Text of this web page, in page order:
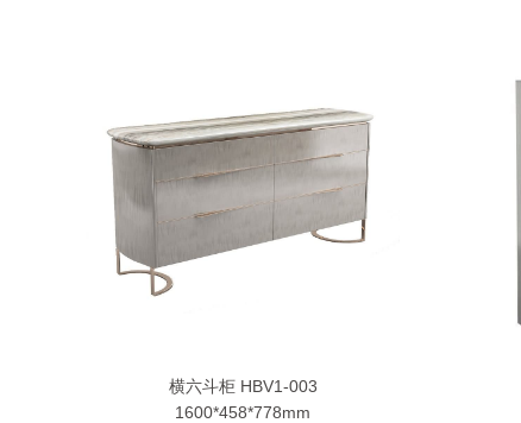
横六斗柜 HBV1-003
1600*458*778mm